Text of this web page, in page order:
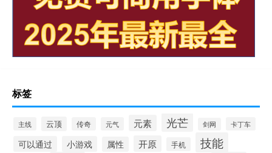
标签
主线 云顶 传奇 元气 元素 光芒 剑网 卡丁车
可以通过 小游戏 属性 开原 手机 技能